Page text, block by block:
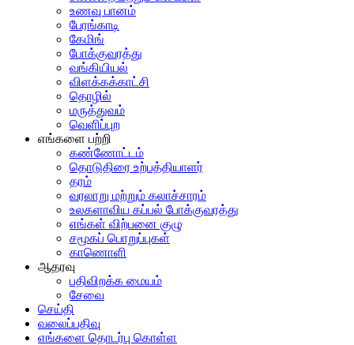
உணவு பானம்
பேரங்காடி
கேமிங்
போக்குவரத்து
வங்கியியல்
விளக்கக்காட்சி
தொழில்
மருத்துவம்
வெளிப்புற
எங்களை பற்றி
கண்ணோட்டம்
தொடுதிரை உற்பத்தியாளர்
தரம்
வரலாறு மற்றும் கலாச்சாரம்
உலகளாவிய கப்பல் போக்குவரத்து
எங்கள் விற்பனை குழு
சமூகப் பொறுப்புகள்
காணொளி
ஆதரவு
பதிவிறக்க மையம்
சேவை
செய்தி
வலைப்பதிவு
எங்களை தொடர்பு கொள்ள